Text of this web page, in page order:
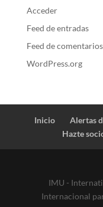
Acceder
Feed de entradas
Feed de comentarios
WordPress.org
Inicio Alertas
Hazte
IMU -
Internacional